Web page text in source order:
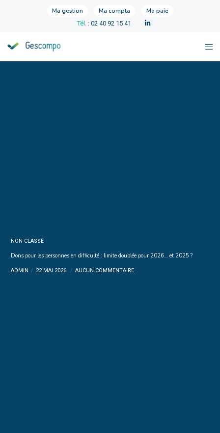
Ma gestion Ma compta Ma paie
Tél. : 02 40 92 15 41
NON CLASSÉ
Dons pour les personnes en difficulté : limite doublée pour 2026… et 2025 ?
ADMIN 22 MAI 2026 AUCUN COMMENTAIRE